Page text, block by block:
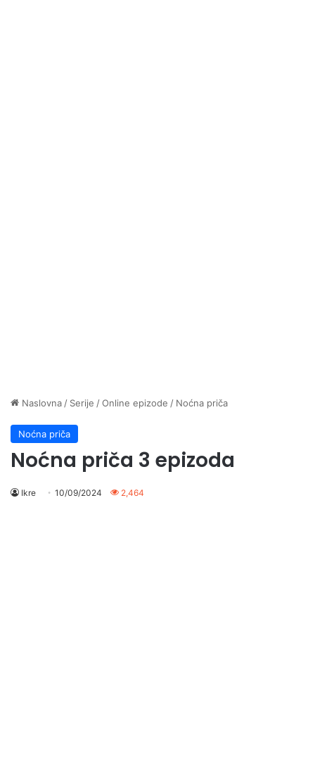
Naslovna / Serije /Online epizode / Noćna priča
Noćna priča
Noćna priča 3 epizoda
Ikre 10/09/2024 2,464